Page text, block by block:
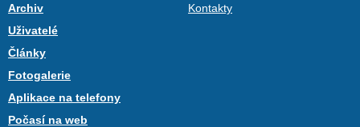
Archiv
Uživatelé
Články
Fotogalerie
Aplikace na telefony
Počasí na web
Kontakty